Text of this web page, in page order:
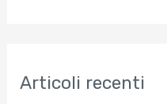
a
Articoli recenti